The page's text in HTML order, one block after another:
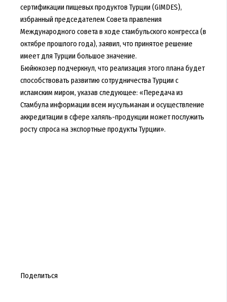
сертификации пищевых продуктов Турции (GIMDES),
избранный председателем Совета правления
Международного совета в ходе стамбульского конгресса (в
октябре прошлого года), заявил, что принятое решение
имеет для Турции большое значение.
Бюйюкозер подчеркнул, что реализация этого плана будет
способствовать развитию сотрудничества Турции с
исламским миром, указав следующее: «Передача из
Стамбула информации всем мусульманам и осуществление
аккредитации в сфере халяль-продукции может послужить
росту спроса на экспортные продукты Турции».
Поделиться